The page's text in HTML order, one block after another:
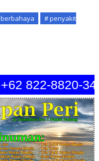
# penyakit
822-8820-3440